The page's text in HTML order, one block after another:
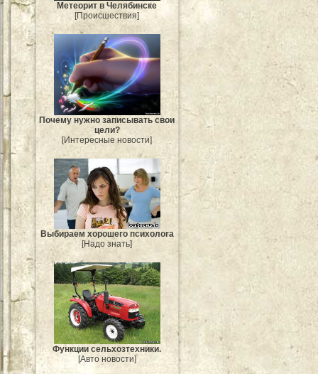
Метеорит в Челябинске
[Происшествия]
Почему нужно записывать свои
цели?
[Интересные новости]
Выбираем хорошего психолога
[Надо знать]
Функции сельхозтехники.
[Авто новости]